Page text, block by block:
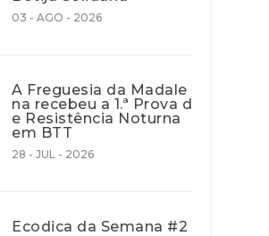
03 - AGO - 2026
A Freguesia da Madale
na recebeu a 1.ª Prova d
e Resistência Noturna
em BTT
28 - JUL - 2026
Ecodica da Semana #2